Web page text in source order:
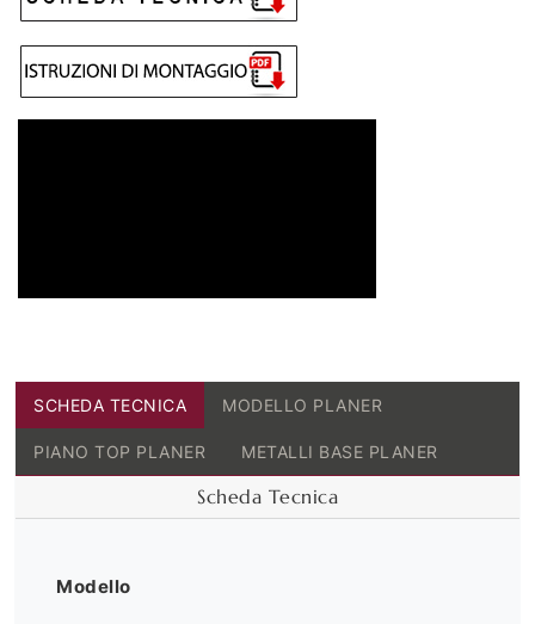
SCHEDA TECNICA MODELLO PLANER
PIANO TOP PLANER METALLI BASE PLANER
Scheda Tecnica
Modello